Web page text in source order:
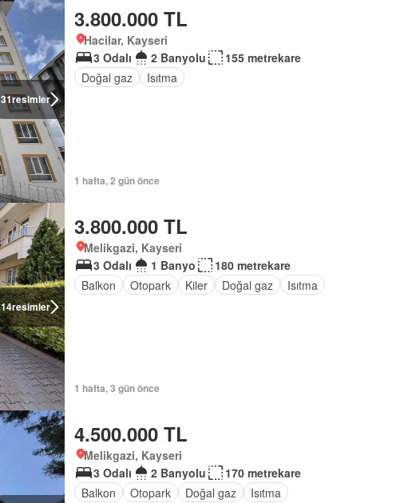
31resimler
3.800.000 TL
Hacilar, Kayseri
3 Odalı
2 Banyolu
155 metrekare
Doğal gaz
Isıtma
1 hafta, 2 gün önce
14resimler
3.800.000 TL
Melikgazi, Kayseri
3 Odalı
1 Banyo
180 metrekare
Balkon
Otopark Kiler Doğal gaz Isıtma
1 hafta, 3 gün önce
4.500.000 TL
Melikgazi, Kayseri
3 Odalı
2 Banyolu
170 metrekare
Balkon
Otopark Doğal gaz Isıtma